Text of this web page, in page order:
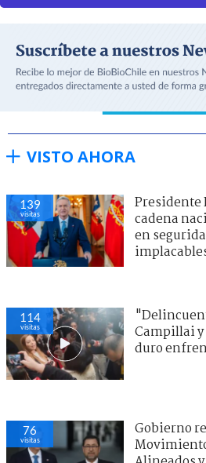
VISTO AHORA
139
visitas
Presidente
cadena
en
114
visitas
Campillai
duro
76
visitas
Gobierno